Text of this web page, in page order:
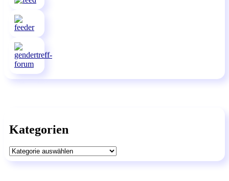
Kategorien
Kategorien